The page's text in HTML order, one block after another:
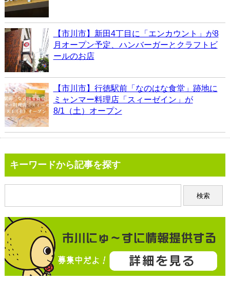
【市川市】新田4丁目に「エンカウント」が8
月オープン予定、ハンバーガーとクラフトビ
ールのお店
【市川市】行徳駅前「なのはな食堂」跡地に
ミャンマー料理店「スィーゼイン」が
8/1（土）オープン
キーワードから記事を探す